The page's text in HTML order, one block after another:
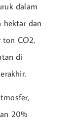
dalam
hektar dan
ton CO2,
di
20%